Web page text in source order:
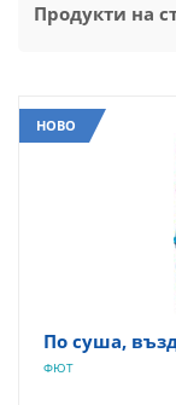
Продукти на
НОВО
По суша,
ФЮТ